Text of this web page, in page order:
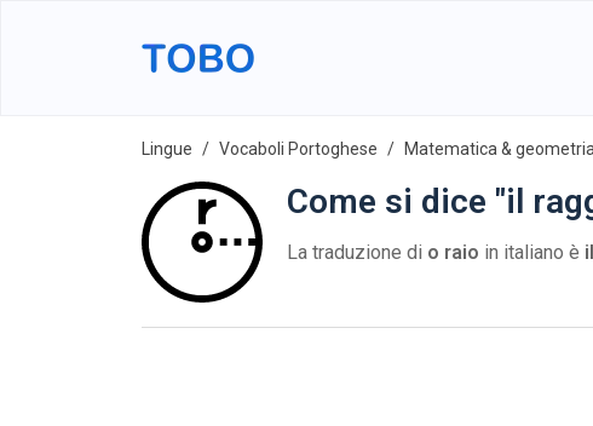
Lingue Vocaboli Portoghese Matematica & geometria
Come si dice "il
La traduzione di o raio in italiano è